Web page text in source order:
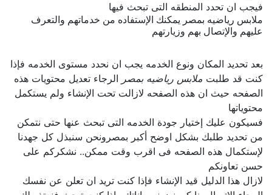
فيجب ان تحدد المنطقه التى تبحث فيها
ملابس رياضيه بمصر يمكنك الإستفاده من خدماتهم والتعرف
عليهم والإتصال بهم وزيارتهم
بعد تحديد المكان ونوع الخدمه يجب ان نحدد مستوى الخدمه فإذا
كنت قد طلبتملابس رياضيه بمصرالرجاء تعديل محتويات هذه
الصفحه حيث ان هذه الصفحه لازالت تحت الإنشاء ولم يستكمل
محتوياتها
فسيكون عليك إختيار جودة الخدمه التى تبحث عنها حتى نتمكن
من تحديد طلبك بشكل اوضح أكبر بمصرونحن سنبذل كل جهدنا
لإستكمال هذه الصفحه فى اقرب وقت ممكن.. نشكركم على
حسن تعاونكم
لازال هذا الدليل قيد الإنشاء فإذا كنت تريد ان تعلن عن نفسك